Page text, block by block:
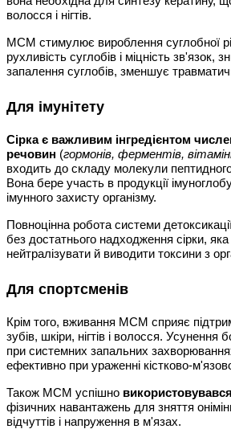
волосся і нігтів.
МСМ стимулює вироблення суглобної
рухливість суглобів і міцність зв'язок,
запалення суглобів, зменшує
Для імунітету
Сірка є важливим інгредієнтом
речовин (гормонів, ферментів,
входить до складу молекули пептидного
Вона бере участь в продукції
імунного захисту організму.
Повноцінна робота системи
без достатнього надходження сірки,
нейтралізувати й виводити токсини з
Для спортсменів
Крім того, вживання МСМ сприяє
зубів, шкіри, нігтів і волосся. Усунення
при системних запальних
ефективно при ураженні кістково-
Також МСМ успішно
фізичних навантажень для зняття
відчуттів і напруження в м'язах.